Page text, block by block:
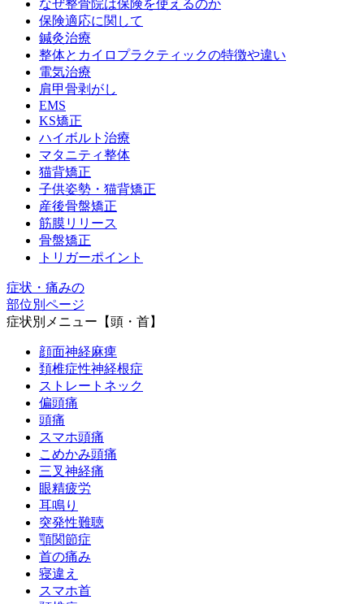
冷え性
不眠症
睡眠時疲労症候群
めまい・立ちくらみ
慢性疲労症候群
神経痛
肋間神経痛
骨折
交通事故メニュー
交通事故に遭ってしまったら
なぜ整骨院は保険を使えるのか
保険適応に関して
鍼灸治療
整体とカイロプラクティックの特徴や違い
電気治療
肩甲骨剥がし
EMS
KS矯正
ハイボルト治療
マタニティ整体
猫背矯正
子供姿勢・猫背矯正
産後骨盤矯正
筋膜リリース
骨盤矯正
トリガーポイント
症状・痛みの
部位別ページ
症状別メニュー【頭・首】
顔面神経麻痺
頚椎症性神経根症
ストレートネック
偏頭痛
頭痛
スマホ頭痛
こめかみ頭痛
三叉神経痛
眼精疲労
耳鳴り
突発性難聴
顎関節症
首の痛み
寝違え
スマホ首